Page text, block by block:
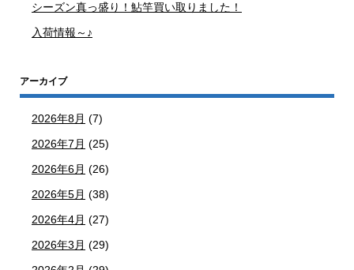
シーズン真っ盛り！鮎竿買い取りました！
入荷情報～♪
アーカイブ
2026年8月 (7)
2026年7月 (25)
2026年6月 (26)
2026年5月 (38)
2026年4月 (27)
2026年3月 (29)